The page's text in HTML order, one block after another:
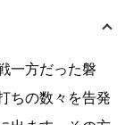
一方だった磐
ちの数々を告発